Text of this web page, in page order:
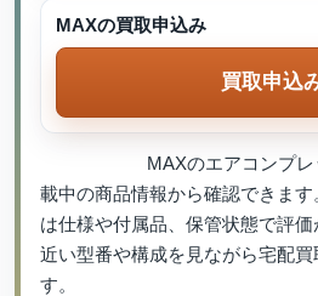
MAXのエアコンプ
載中の商品情報から確認できま
は仕様や付属品、保管状態で評価
近い型番や構成を見ながら宅配買
す。
MAXの買取申込み
買取申込